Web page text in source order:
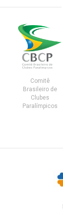
Comitê
Brasileiro de
Clubes
Paralímpicos